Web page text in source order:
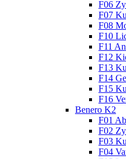
F06
F07
F08
F10
F11
F12
F13
F14
F15
F16
Benero K2
F01
F02
F03
F04